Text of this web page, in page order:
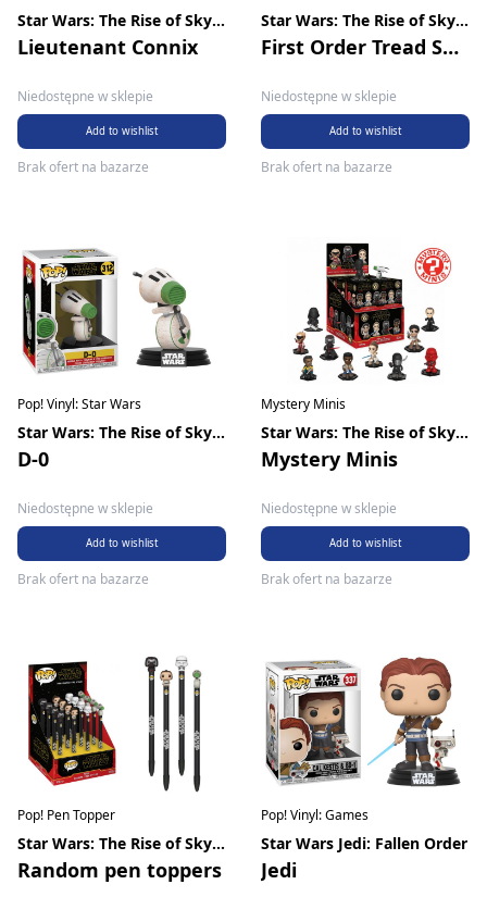
Star Wars: The Rise of Skywalker
Lieutenant Connix
Niedostępne w sklepie
Add to wishlist
Brak ofert na bazarze
Star Wars: The Rise of Skywalker
First Order Tread Speeder
Niedostępne w sklepie
Add to wishlist
Brak ofert na bazarze
Pop! Vinyl: Star Wars
Star Wars: The Rise of Skywalker
D-0
Niedostępne w sklepie
Add to wishlist
Brak ofert na bazarze
Mystery Minis
Star Wars: The Rise of Skywalker
Mystery Minis
Niedostępne w sklepie
Add to wishlist
Brak ofert na bazarze
Pop! Pen Topper
Star Wars: The Rise of Skywalker
Random pen toppers
Pop! Vinyl: Games
Star Wars Jedi: Fallen Order
Jedi